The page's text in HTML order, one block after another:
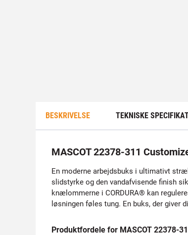
BESKRIVELSE TEKNISKE
MASCOT 22378-311
En moderne arbejdsbuks i ultimativt
slidstyrke og den vandafvisende finish
knælommerne i CORDURA® kan
løsningen føles tung. En buks, der
Produktfordele for MASCOT 22378-